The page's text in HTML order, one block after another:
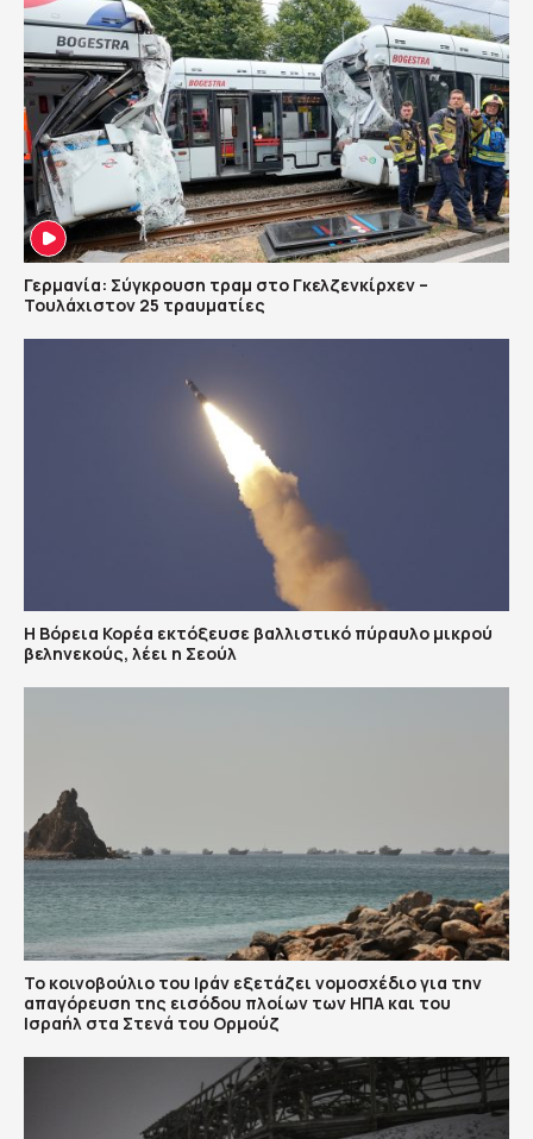
Γερμανία: Σύγκρουση τραμ στο Γκελζενκίρχεν –
Τουλάχιστον 25 τραυματίες
Η Βόρεια Κορέα εκτόξευσε βαλλιστικό πύραυλο μικρού
βεληνεκούς, λέει η Σεούλ
To κοινοβούλιο του Ιράν εξετάζει νομοσχέδιο για την
απαγόρευση της εισόδου πλοίων των ΗΠΑ και του
Ισραήλ στα Στενά του Ορμούζ